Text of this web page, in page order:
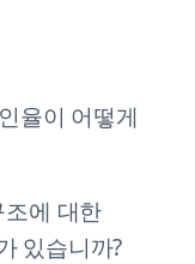
율이 어떻게
에 대한
있습니까?